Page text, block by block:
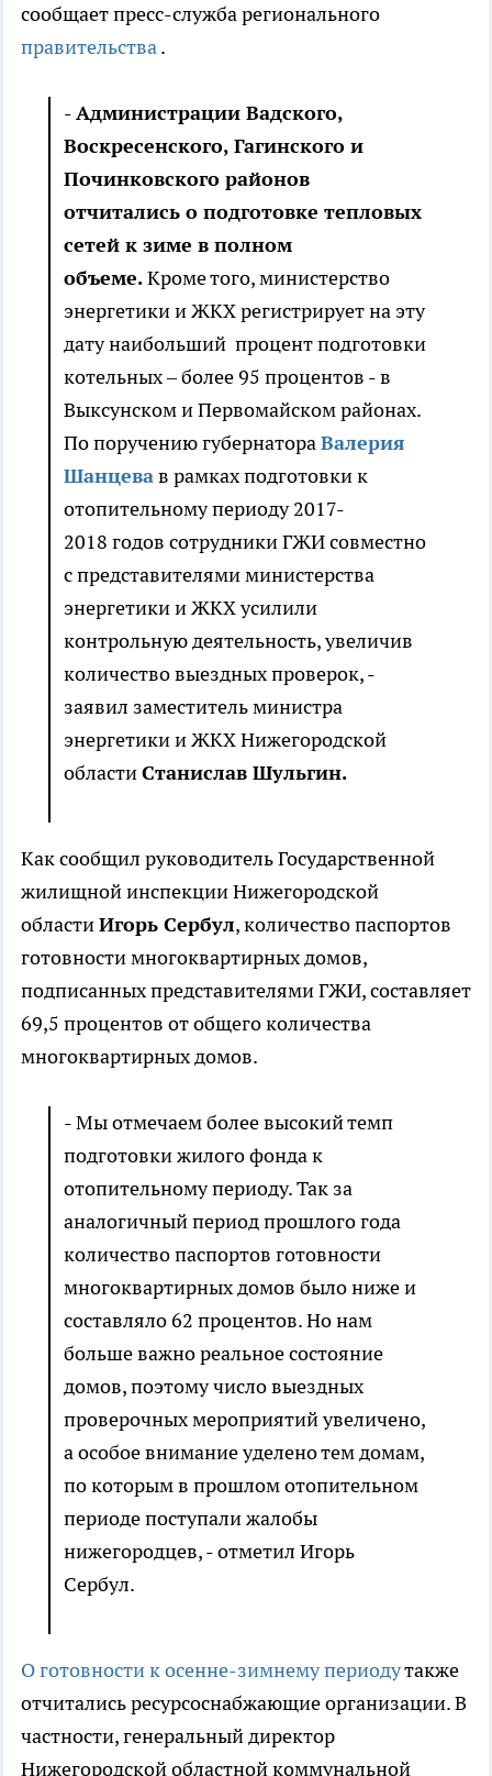
сообщает пресс-служба регионального
правительства.
- Администрации Вадского,
Воскресенского, Гагинского и
Починковского районов
отчитались о подготовке тепловых
сетей к зиме в полном
объеме.Кроме того, министерство
энергетики и ЖКХ регистрирует на эту
дату наибольший процент подготовки
котельных – более 95 процентов - в
Выксунском и Первомайском районах.
По поручению губернатораВалерия
Шанцевав рамках подготовки к
отопительному периоду 2017-
2018 годов сотрудники ГЖИ совместно
с представителями министерства
энергетики и ЖКХ усилили
контрольную деятельность, увеличив
количество выездных проверок, -
заявил заместитель министра
энергетики и ЖКХ Нижегородской
областиСтанислав Шульгин.
Как сообщил руководитель Государственной
жилищной инспекции Нижегородской
областиИгорь Сербул, количество паспортов
готовности многоквартирных домов,
подписанных представителями ГЖИ, составляет
69,5 процентов от общего количества
многоквартирных домов.
- Мы отмечаем более высокий темп
подготовки жилого фонда к
отопительному периоду. Так за
аналогичный период прошлого года
количество паспортов готовности
многоквартирных домов было ниже и
составляло 62 процентов. Но нам
больше важно реальное состояние
домов, поэтому число выездных
проверочных мероприятий увеличено,
а особое внимание уделено тем домам,
по которым в прошлом отопительном
периоде поступали жалобы
нижегородцев, - отметил Игорь
Сербул.
О готовности к осенне-зимнему периодутакже
отчитались ресурсоснабжающие организации. В
частности, генеральный директор
Нижегородской областной коммунальной